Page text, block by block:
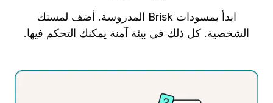
ابدأ بمسودات Brisk المدروسة. أضف لمستك
الشخصية. كل ذلك في بيئة آمنة يمكنك التحكم فيها.